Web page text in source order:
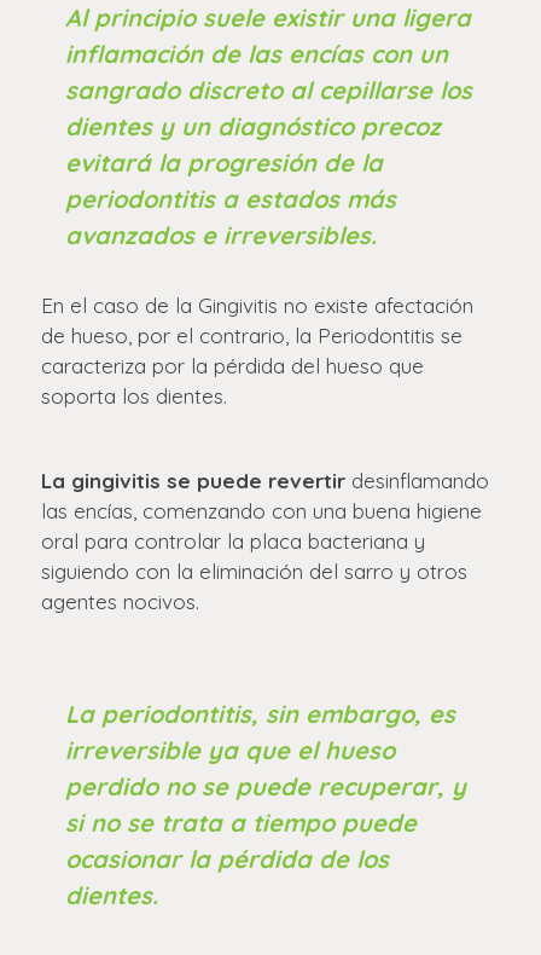
Al principio suele existir una ligera
inflamación de las encías con un
sangrado discreto al cepillarse los
dientes y un diagnóstico precoz
evitará la progresión de la
periodontitis a estados más
avanzados e irreversibles.
En el caso de la Gingivitis no existe afectación
de hueso, por el contrario, la Periodontitis se
caracteriza por la pérdida del hueso que
soporta los dientes.
La gingivitis se puede revertir desinflamando
las encías, comenzando con una buena higiene
oral para controlar la placa bacteriana y
siguiendo con la eliminación del sarro y otros
agentes nocivos.
La periodontitis, sin embargo, es
irreversible ya que el hueso
perdido no se puede recuperar, y
si no se trata a tiempo puede
ocasionar la pérdida de los
dientes.